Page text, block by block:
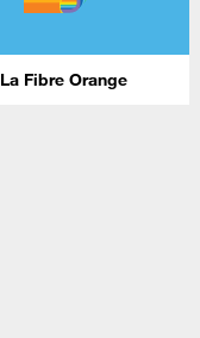
La Fibre Orange